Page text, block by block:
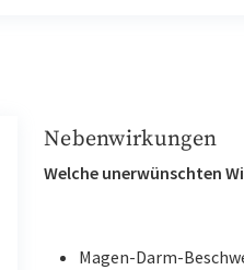
Nebenwirkungen
Welche unerwünschten
Magen-Darm-